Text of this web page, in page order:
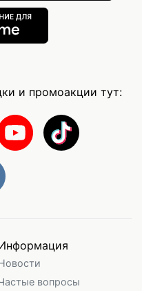
и промоакции тут:
вопросы